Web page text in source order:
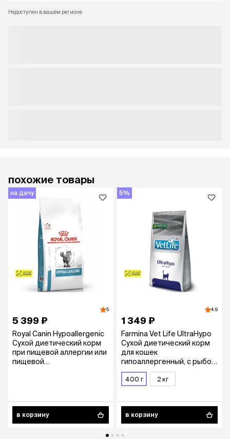
Недоступен в вашем регионе
похожие товары
на дачу
5
5 399 ₽
Royal Canin Hypoallergenic
Сухой диетический корм
при пищевой аллергии или
пищевой
в корзину
5%
4.9
1 349 ₽
Farmina Vet Life UltraHypo
Сухой диетический корм
для кошек
гипоаллергенный, с рыбой,
400 гр.
400 г 2 кг
в корзину